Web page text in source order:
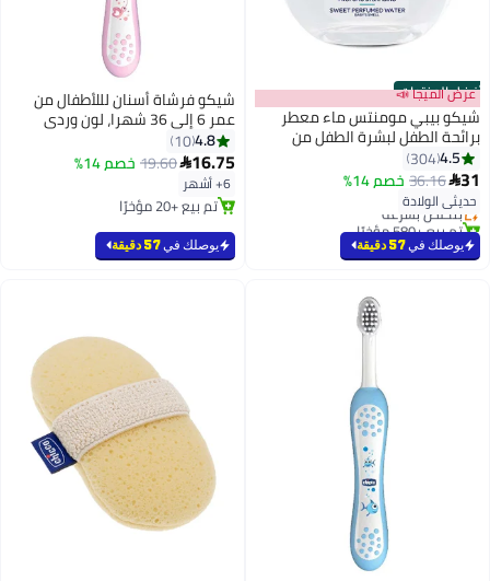
أفضل المنتجات
عرض الميجا 📣
شيكو بيبي مومنتس ماء معطر
برائحة الطفل لبشرة الطفل من
الولادة فما فوق، 100 مل
4.5
304
31
36.16خصم 14%
حديثي الولادة
#1 في عطور وكولونيا
أقل سعر في 7 يوم
بتخلّص بسرعة
تم بيع +580 مؤخرًا
#1 في عطور وكولونيا
يوصلك في57 دقيقة
شيكو فرشاة أسنان لللأطفال من
عمر 6 إلى 36 شهرا، لون وردي
4.8
10
16.75
19.60خصم 14%
6+ أشهر
تم بيع +20 مؤخرًا
تم بيع +20 مؤخرًا
يوصلك في57 دقيقة